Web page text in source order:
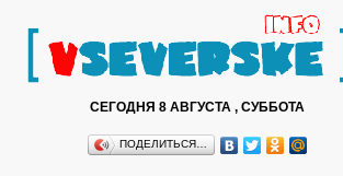
СЕГОДНЯ 8 АВГУСТА , СУББОТА
ПОДЕЛИТЬСЯ…